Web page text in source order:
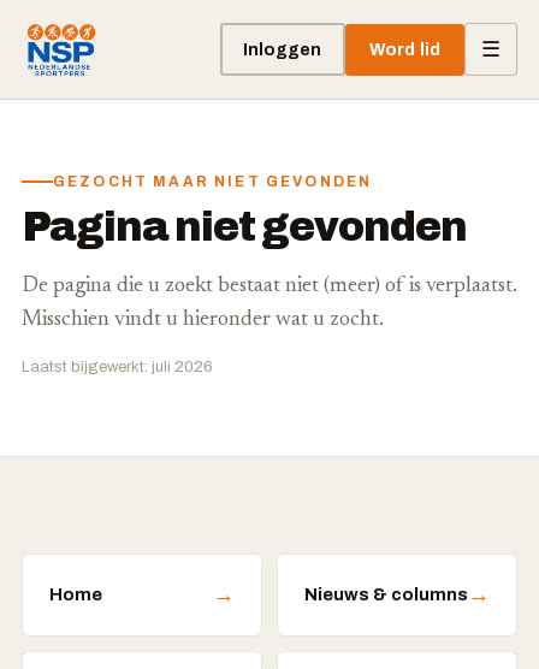
Inloggen Word lid ☰
GEZOCHT MAAR NIET GEVONDEN
Pagina niet gevonden
De pagina die u zoekt bestaat niet (meer) of is verplaatst.
Misschien vindt u hieronder wat u zocht.
Laatst bijgewerkt: juli 2026
Home → Nieuws & columns →